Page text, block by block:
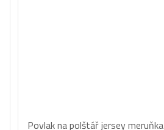
Povlak na polštář jersey meruňka